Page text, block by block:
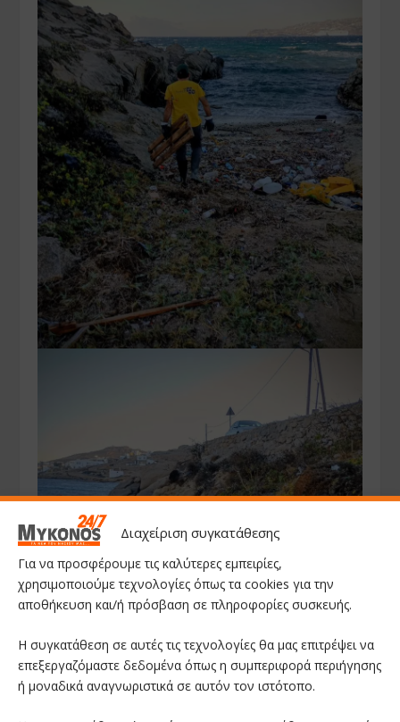
Διαχείριση συγκατάθεσης
Για να προσφέρουμε τις καλύτερες εμπειρίες,
χρησιμοποιούμε τεχνολογίες όπως τα cookies για την
αποθήκευση και/ή πρόσβαση σε πληροφορίες συσκευής.
Η συγκατάθεση σε αυτές τις τεχνολογίες θα μας επιτρέψει να
επεξεργαζόμαστε δεδομένα όπως η συμπεριφορά περιήγησης
ή μοναδικά αναγνωριστικά σε αυτόν τον ιστότοπο.